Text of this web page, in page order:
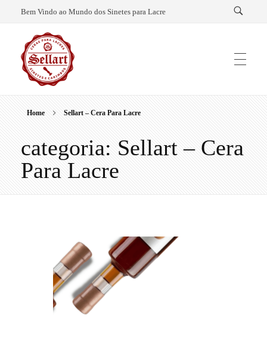
Bem Vindo ao Mundo dos Sinetes para Lacre
Sellart – Cera para Lacre e Sinetes
Home Sellart – Cera Para Lacre
categoria: Sellart – Cera
Para Lacre